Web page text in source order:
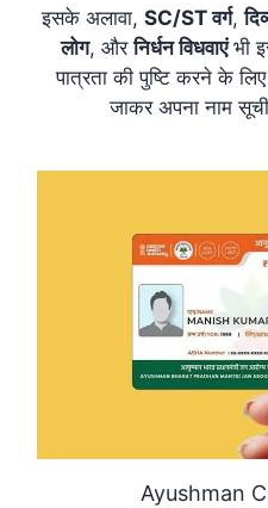
इसके अलावा, SC/ST वर्ग,
लोग, औरनिर्धन विधवाएंभी
पात्रता की पुष्टि करने के
जाकर अपना नाम
Ayushman